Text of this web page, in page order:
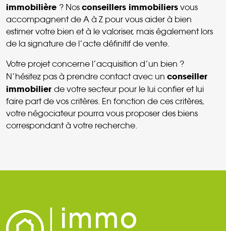
immobilière ? Nos conseillers immobiliers vous
accompagnent de A à Z pour vous aider à bien
estimer votre bien et à le valoriser, mais également lors
de la signature de l’acte définitif de vente.
Votre projet concerne l’acquisition d’un bien ?
N’hésitez pas à prendre contact avec un conseiller
immobilier de votre secteur pour le lui confier et lui
faire part de vos critères. En fonction de ces critères,
votre négociateur pourra vous proposer des biens
correspondant à votre recherche.